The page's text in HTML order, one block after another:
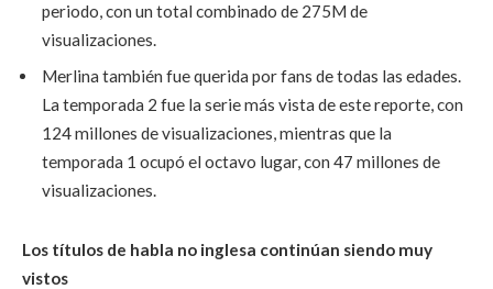
periodo, con un total combinado de 275M de
visualizaciones.
Merlina también fue querida por fans de todas las edades.
La temporada 2 fue la serie más vista de este reporte, con
124 millones de visualizaciones, mientras que la
temporada 1 ocupó el octavo lugar, con 47 millones de
visualizaciones.
Los títulos de habla no inglesa continúan siendo muy
vistos